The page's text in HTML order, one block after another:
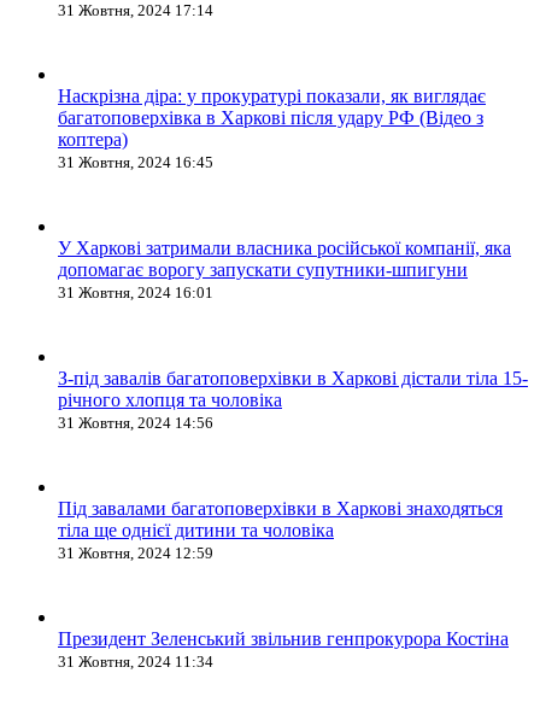
31 Жовтня, 2024 17:14
Наскрізна діра: у прокуратурі показали, як виглядає
багатоповерхівка в Харкові після удару РФ (Відео з
коптера)
31 Жовтня, 2024 16:45
У Харкові затримали власника російської компанії, яка
допомагає ворогу запускати супутники-шпигуни
31 Жовтня, 2024 16:01
З-під завалів багатоповерхівки в Харкові дістали тіла 15-
річного хлопця та чоловіка
31 Жовтня, 2024 14:56
Під завалами багатоповерхівки в Харкові знаходяться
тіла ще однієї дитини та чоловіка
31 Жовтня, 2024 12:59
Президент Зеленський звільнив генпрокурора Костіна
31 Жовтня, 2024 11:34